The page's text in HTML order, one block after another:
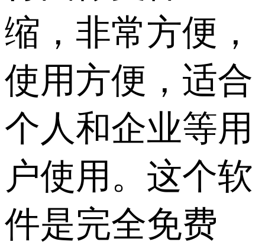
缩，非常方便，
使用方便，适合
个人和企业等用
户使用。这个软
件是完全免费